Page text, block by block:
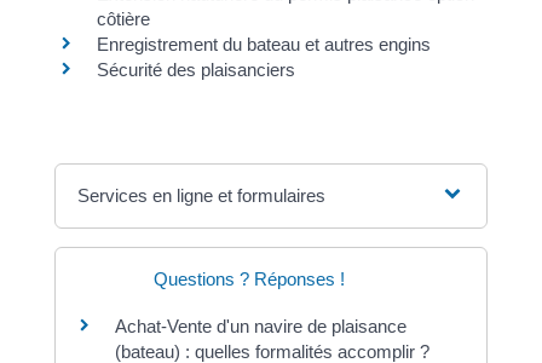
côtière
Enregistrement du bateau et autres engins
Sécurité des plaisanciers
Services en ligne et formulaires
Questions ? Réponses !
Achat-Vente d'un navire de plaisance
(bateau) : quelles formalités accomplir ?